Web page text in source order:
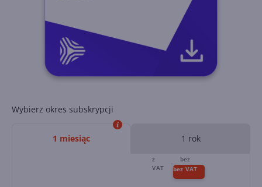
Wybierz okres subskrypcji
1 miesiąc 1 rok